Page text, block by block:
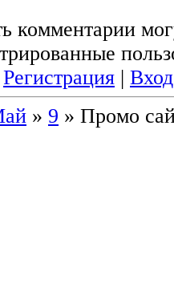
комментарии
Регистрация | Вход
» 9 » Промо